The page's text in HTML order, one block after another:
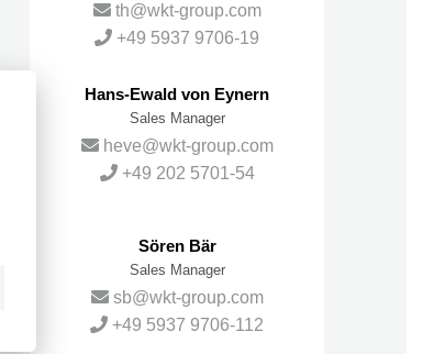
th@wkt-group.com
+49 5937 9706-19
Hans-Ewald von Eynern
Sales Manager
heve@wkt-group.com
+49 202 5701-54
Sören Bär
Sales Manager
sb@wkt-group.com
+49 5937 9706-112